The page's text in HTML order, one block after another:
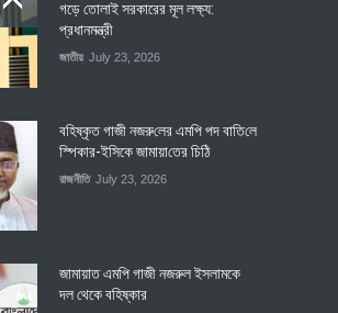
গড়ে তোলাই সরকারের মূল লক্ষ্য:
প্রধানমন্ত্রী
জাতীয় July 23, 2026
বহিষ্কৃত গাজী নজরু‌লের এম‌পি পদ বা‌তি‌লে
স্পিকার-ইসিকে জামায়া‌তের চি‌ঠি
রাজনীতি July 23, 2026
জামায়াত এমপি গাজী নজরুল ইসলামকে
দল থেকে বহিষ্কার